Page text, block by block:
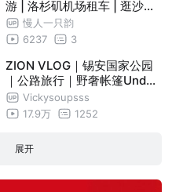
游 | 洛杉矶机场租车 | 逛沙漠
奥莱 | 约书亚树国家公园 | 棕
榈泉
慢人一只韵
6237
3
ZION VLOG｜锡安国家公园
｜公路旅行｜野奢帐篷Under
Canvas体验｜风景美到无语
😂
Vickysoupsss
17.9万
1252
展开